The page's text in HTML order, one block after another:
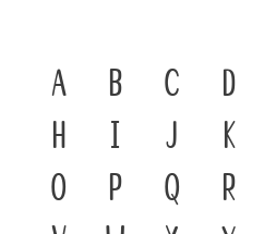
A B C D
H
I J K
O
P Q R